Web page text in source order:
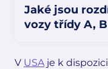
Jaké jsou
vozy třídy A, B
V USA je k